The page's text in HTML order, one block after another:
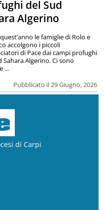
del Sud
Algerino
Pubblicato il 29 Giugno, 2026
le famiglie di Rolo e
accolgono i piccoli
di Pace dai campi profughi
Sahara Algerino. Ci sono
...
di Carpi